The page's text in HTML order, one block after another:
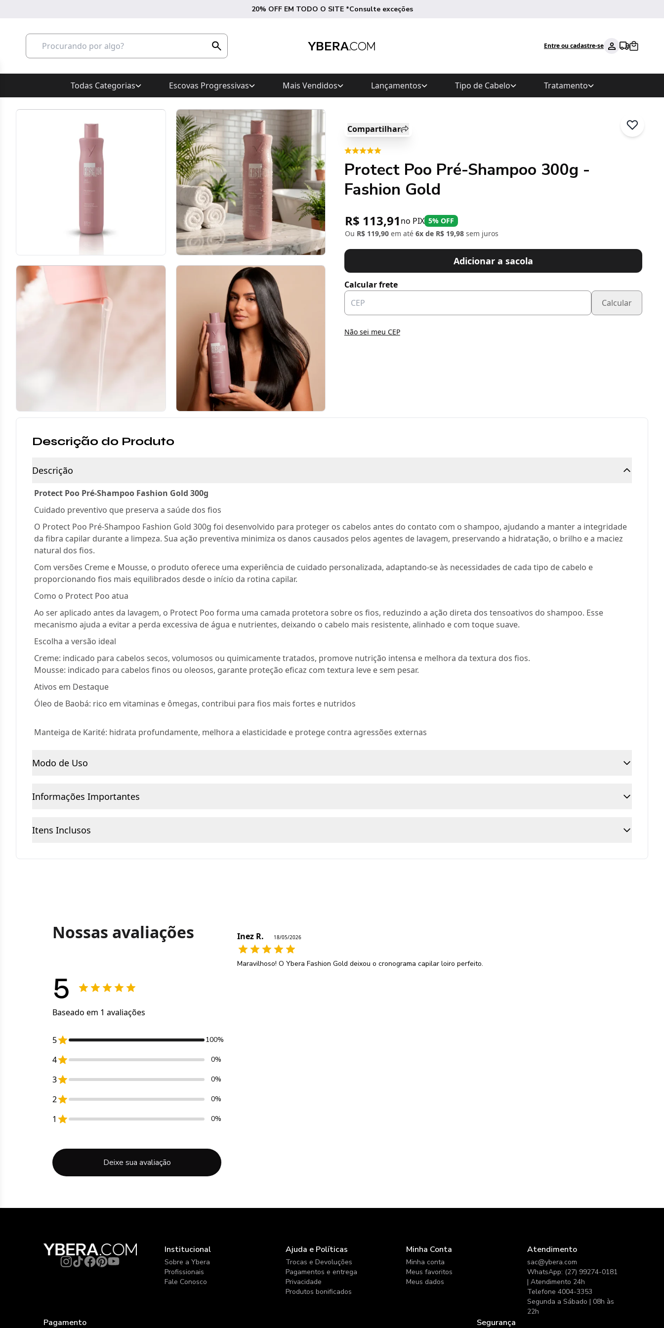
20% OFF EM TODO O SITE *Consulte exceções
Entre ou cadastre-se
Todas Categorias Escovas Progressivas Mais Vendidos Lançamentos Tipo de Cabelo Tratamento
Compartilhar
Protect Poo Pré-Shampoo 300g -
Fashion Gold
R$ 113,91 no PIX 5% OFF
Ou R$ 119,90em até 6x de R$ 19,98sem juros
Adicionar a sacola
Calcular frete
Calcular
Não sei meu CEP
Descrição do Produto
Descrição
Protect Poo Pré-Shampoo Fashion Gold 300g
Cuidado preventivo que preserva a saúde dos fios
O Protect Poo Pré-Shampoo Fashion Gold 300g foi desenvolvido para proteger os cabelos antes do contato com o shampoo, ajudando a manter a integridade
da fibra capilar durante a limpeza. Sua ação preventiva minimiza os danos causados pelos agentes de lavagem, preservando a hidratação, o brilho e a maciez
natural dos fios.
Com versões Creme e Mousse, o produto oferece uma experiência de cuidado personalizada, adaptando-se às necessidades de cada tipo de cabelo e
proporcionando fios mais equilibrados desde o início da rotina capilar.
Como o Protect Poo atua
Ao ser aplicado antes da lavagem, o Protect Poo forma uma camada protetora sobre os fios, reduzindo a ação direta dos tensoativos do shampoo. Esse
mecanismo ajuda a evitar a perda excessiva de água e nutrientes, deixando o cabelo mais resistente, alinhado e com toque suave.
Escolha a versão ideal
Creme: indicado para cabelos secos, volumosos ou quimicamente tratados, promove nutrição intensa e melhora da textura dos fios.
Mousse: indicado para cabelos finos ou oleosos, garante proteção eficaz com textura leve e sem pesar.
Ativos em Destaque
Óleo de Baobá: rico em vitaminas e ômegas, contribui para fios mais fortes e nutridos
Manteiga de Karité: hidrata profundamente, melhora a elasticidade e protege contra agressões externas
Modo de Uso
Informações Importantes
Itens Inclusos
Nossas avaliações
5
Baseado em 1 avaliações
5 100%
4 0%
3 0%
2 0%
1 0%
Deixe sua avaliação
Inez R. 18/05/2026
Maravilhoso! O Ybera Fashion Gold deixou o cronograma capilar loiro perfeito.
Institucional
Sobre a Ybera
Profissionais
Fale Conosco
Ajuda e Políticas
Trocas e Devoluções
Pagamentos e entrega
Privacidade
Produtos bonificados
Minha Conta
Minha conta
Meus favoritos
Meus dados
Atendimento
sac@ybera.com
WhatsApp: (27) 99274-0181
| Atendimento 24h
Telefone 4004-3353
Segunda a Sábado | 08h às
22h
Pagamento Segurança